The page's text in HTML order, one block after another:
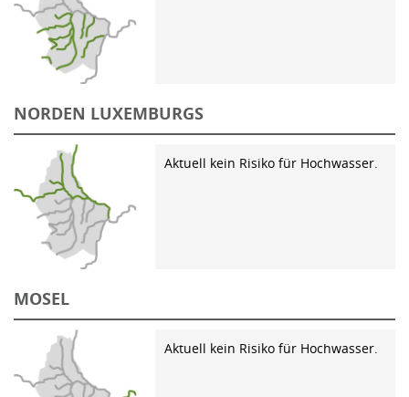
NORDEN LUXEMBURGS
Aktuell kein Risiko für Hochwasser.
MOSEL
Aktuell kein Risiko für Hochwasser.